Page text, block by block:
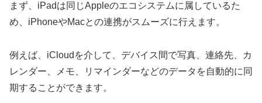
まず、iPadは同じAppleのエコシステムに属しているた
め、iPhoneやMacとの連携がスムーズに行えます。
例えば、iCloudを介して、デバイス間で写真、連絡先、カ
レンダー、メモ、リマインダーなどのデータを自動的に同
期することができます。